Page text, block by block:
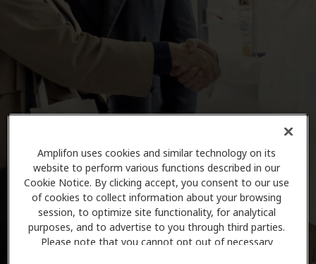
Amplifon uses cookies and similar technology on its
website to perform various functions described in our
Cookie Notice. By clicking accept, you consent to our use
of cookies to collect information about your browsing
session, to optimize site functionality, for analytical
purposes, and to advertise to you through third parties.
Please note that you cannot opt out of necessary